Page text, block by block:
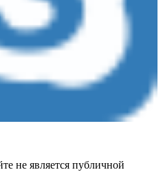
не является публичной